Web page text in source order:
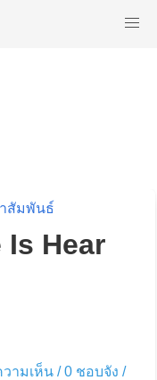
สัมพันธ์
Is Hear
วามเห็น /0ชอบจัง /